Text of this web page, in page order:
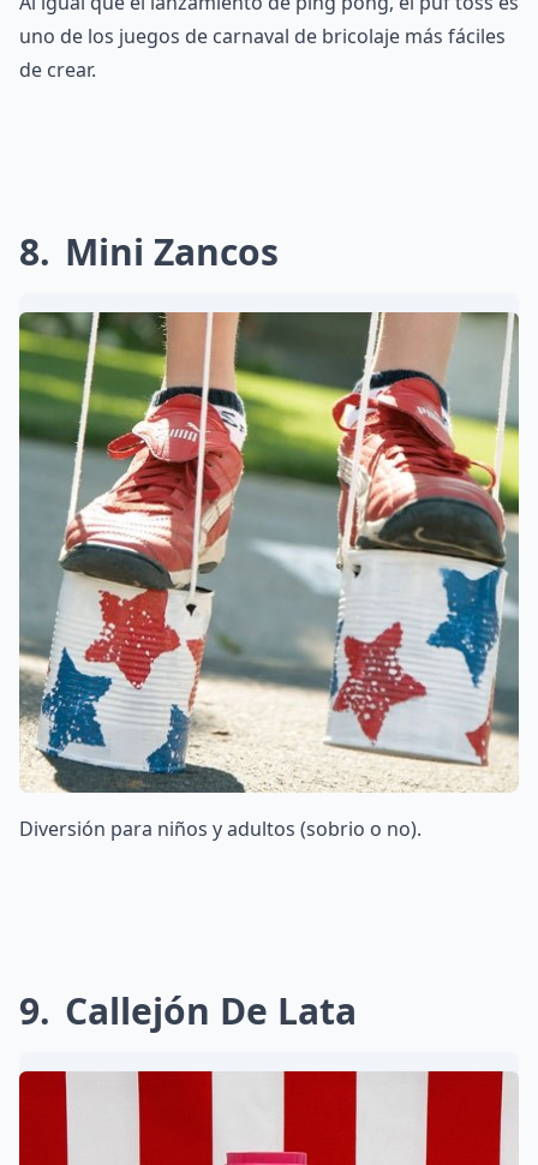
uno de los juegos de carnaval de bricolaje más fáciles
de crear.
8 Mini Zancos
Diversión para niños y adultos (sobrio o no).
9 Callejón De Lata